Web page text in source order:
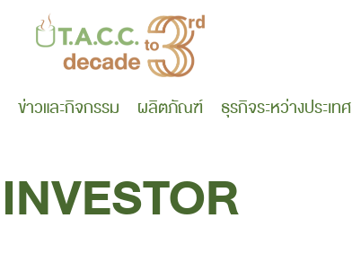
ข่าวและกิจกรรม ผลิตภัณฑ์ ธุรกิจระหว่างประเทศ
INVESTOR